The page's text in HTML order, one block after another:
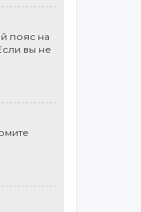
пояс на
вы не